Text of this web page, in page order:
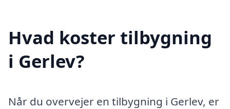
Hvad koster tilbygning
i Gerlev?
Når du overvejer en tilbygning i Gerlev, er